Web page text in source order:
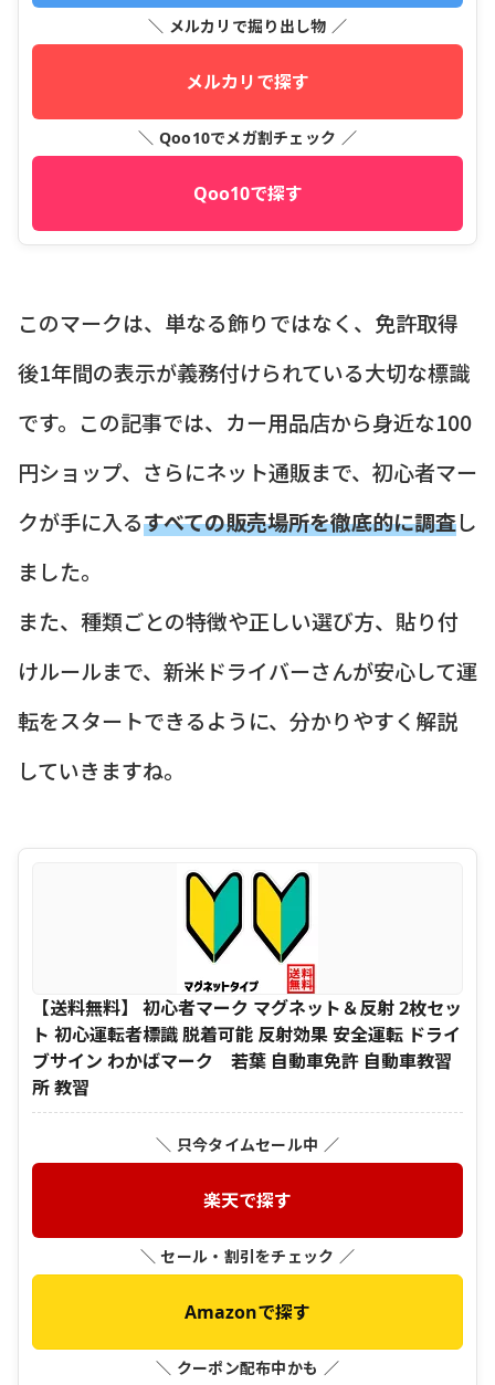
＼ メルカリで掘り出し物 ／
メルカリで探す
＼ Qoo10でメガ割チェック ／
Qoo10で探す
このマークは、単なる飾りではなく、免許取得
後1年間の表示が義務付けられている大切な標識
です。この記事では、カー用品店から身近な100
円ショップ、さらにネット通販まで、初心者マー
クが手に入るすべての販売場所を徹底的に調査し
ました。
また、種類ごとの特徴や正しい選び方、貼り付
けルールまで、新米ドライバーさんが安心して運
転をスタートできるように、分かりやすく解説
していきますね。
【送料無料】 初心者マーク マグネット＆反射 2枚セッ
ト 初心運転者標識 脱着可能 反射効果 安全運転 ドライ
ブサイン わかばマーク 若葉 自動車免許 自動車教習
所 教習
＼ 只今タイムセール中 ／
楽天で探す
＼ セール・割引をチェック ／
Amazonで探す
＼ クーポン配布中かも ／